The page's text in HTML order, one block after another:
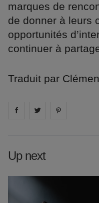
marques de
de donner à leurs
opportunités
continuer à
Traduit par
Share on facebook
Share on
Up next